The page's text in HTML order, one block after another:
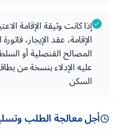
إذا كانت وثيقة الإقامة
الإقامة، عقد الإيجار،
المصالح القنصلية أو
عليه الإدلاء بنسخة من
السكن
أجل معالجة الطلب